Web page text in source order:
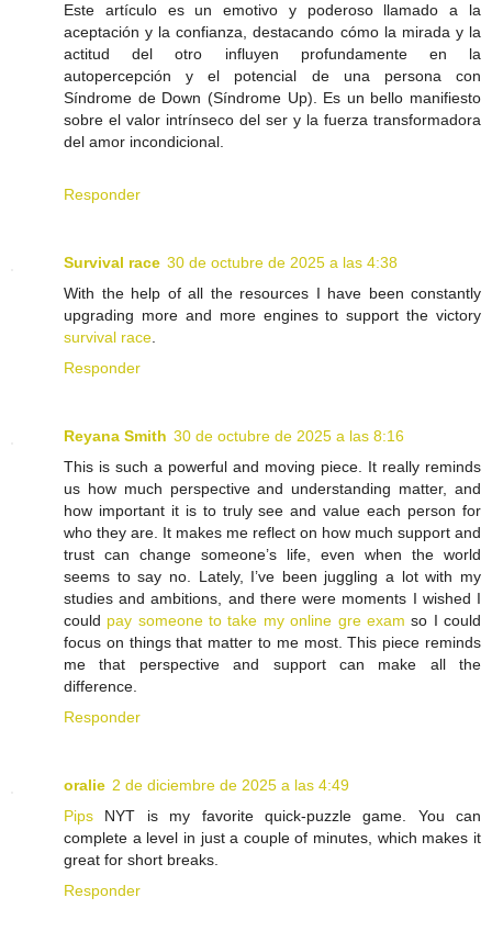
Este artículo es un emotivo y poderoso llamado a la
aceptación y la confianza, destacando cómo la mirada y la
actitud del otro influyen profundamente en la
autopercepción y el potencial de una persona con
Síndrome de Down (Síndrome Up). Es un bello manifiesto
sobre el valor intrínseco del ser y la fuerza transformadora
del amor incondicional.
Responder
Survival race 30 de octubre de 2025 a las 4:38
With the help of all the resources I have been constantly
upgrading more and more engines to support the victory
survival race.
Responder
Reyana Smith 30 de octubre de 2025 a las 8:16
This is such a powerful and moving piece. It really reminds
us how much perspective and understanding matter, and
how important it is to truly see and value each person for
who they are. It makes me reflect on how much support and
trust can change someone’s life, even when the world
seems to say no. Lately, I’ve been juggling a lot with my
studies and ambitions, and there were moments I wished I
could pay someone to take my online gre exam so I could
focus on things that matter to me most. This piece reminds
me that perspective and support can make all the
difference.
Responder
oralie 2 de diciembre de 2025 a las 4:49
Pips NYT is my favorite quick-puzzle game. You can
complete a level in just a couple of minutes, which makes it
great for short breaks.
Responder